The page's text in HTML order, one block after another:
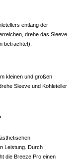
entlang der
drehe das Sleeve
betrachtet).
kleinen und großen
Sleeve und Kohleteller
Leistung. Durch
die Breeze Pro einen